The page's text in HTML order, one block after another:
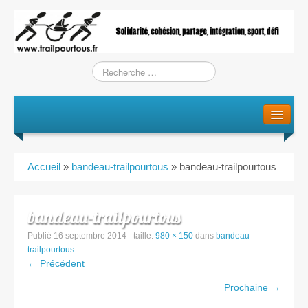
L’équipe
Training / Courses
Accueil » bandeau-trailpourtous » bandeau-trailpourtous
bandeau-trailpourtous
Publié 16 septembre 2014 - taille: 980 × 150 dans bandeau-
trailpourtous
← Précédent
Prochaine →